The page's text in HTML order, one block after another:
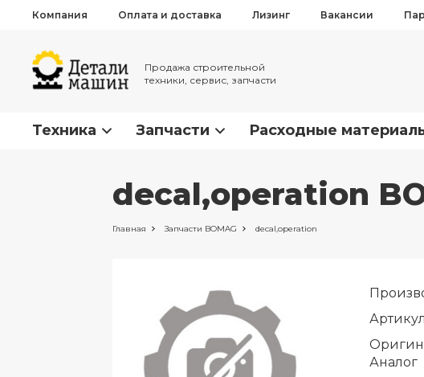
Компания Оплата и доставка Лизинг Вакансии
Продажа строительной
техники, сервис, запчасти
Техника Запчасти Расходные
decal,operation
Главная Запчасти BOMAG decal,operation
Артикул
Аналог